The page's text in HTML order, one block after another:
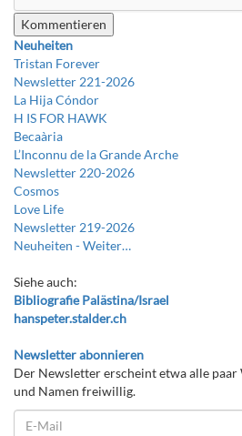
Neuheiten
Tristan Forever
Newsletter 221-2026
La Hija Cóndor
H IS FOR HAWK
Becaària
L’Inconnu de la Grande Arche
Newsletter 220-2026
Cosmos
Love Life
Newsletter 219-2026
Neuheiten -Weiter…
Siehe auch:
Bibliografie Palästina/Israel
hanspeter.stalder.ch
Newsletter abonnieren
Der Newsletter erscheint etwa alle paar
und Namen freiwillig.